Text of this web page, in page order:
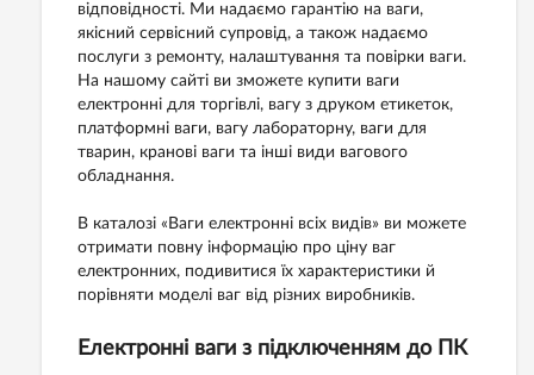
відповідності. Ми надаємо гарантію на ваги,
якісний сервісний супровід, а також надаємо
послуги з ремонту, налаштування та повірки ваги.
На нашому сайті ви зможете купити ваги
електронні для торгівлі, вагу з друком етикеток,
платформні ваги, вагу лабораторну, ваги для
тварин, кранові ваги та інші види вагового
обладнання.
В каталозі «Ваги електронні всіх видів» ви можете
отримати повну інформацію про ціну ваг
електронних, подивитися їх характеристики й
порівняти моделі ваг від різних виробників.
Електронні ваги з підключенням до ПК